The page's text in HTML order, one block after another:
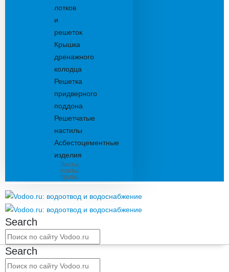
лотков
и
решеток
Крышка
дренажного
колодца
Решетка
придверного
поддона
Решетчатые
настилы
Асбестоцементные
изделия
Листы,
плиты,
трубы
Search
Search